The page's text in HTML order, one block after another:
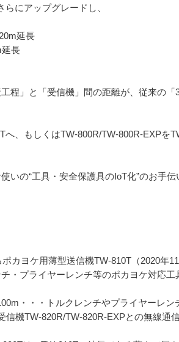
にアップグレードし、
延長
延長
程」と「受信機」間の距離が、従来の
、もしくはTW-800R/TW-800R-EXPを
いの“工具・安全保護具のIoT化”のお手
カヨケ用薄型送信機TW-810T（2020年
・プライヤーレンチ等のポカヨケ対応工
・・・トルクレンチやプライヤーレ
機TW-820R/TW-820R-EXPとの無線通信